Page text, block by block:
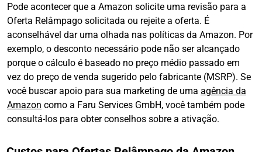
Pode acontecer que a Amazon solicite uma revisão para a
Oferta Relâmpago solicitada ou rejeite a oferta. É
aconselhável dar uma olhada nas políticas da Amazon. Por
exemplo, o desconto necessário pode não ser alcançado
porque o cálculo é baseado no preço médio passado em
vez do preço de venda sugerido pelo fabricante (MSRP). Se
você buscar apoio para sua marketing de uma agência da
Amazon como a Faru Services GmbH, você também pode
consultá-los para obter conselhos sobre a ativação.